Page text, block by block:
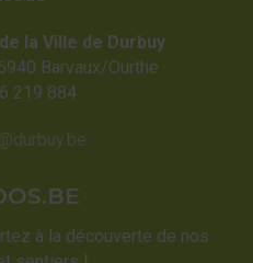
la Ville de Durbuy
Barvaux/Ourthe
219 884
à la découverte de nos